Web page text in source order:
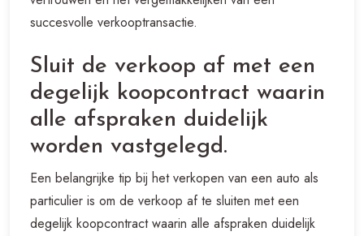
succesvolle verkooptransactie.
Sluit de verkoop af met een
degelijk koopcontract waarin
alle afspraken duidelijk
worden vastgelegd.
Een belangrijke tip bij het verkopen van een auto als
particulier is om de verkoop af te sluiten met een
degelijk koopcontract waarin alle afspraken duidelijk